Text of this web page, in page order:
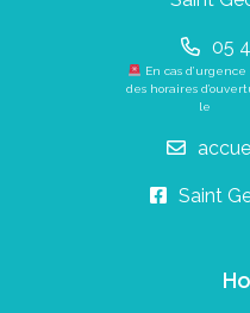
05
En cas
des horaires
Saint